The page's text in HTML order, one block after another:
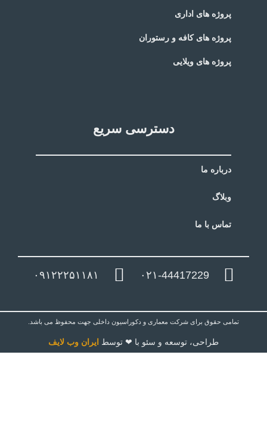
پروژه های اداری
پروژه های کافه و رستوران
پروژه های ویلایی
دسترسی سریع
درباره ما
وبلاگ
تماس با ما
۰۲۱-44417229 ۰۹۱۲۲۲۵۱۱۸۱
تمامی حقوق برای شرکت معماری و دکوراسیون داخلی جهت محفوظ می باشد.
طراحی، توسعه و سئو با ❤ توسطایران وب لایف